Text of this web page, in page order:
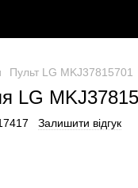
Пульт LG MKJ37815701
LG
Залишити відгук